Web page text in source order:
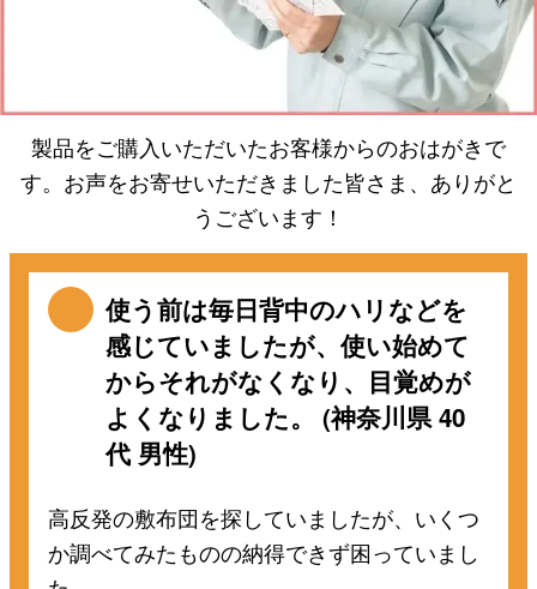
製品をご購入いただいたお客様からのおはがきで
す。お声をお寄せいただきました皆さま、ありがと
うございます！
使う前は毎日背中のハリなどを
感じていましたが、使い始めて
からそれがなくなり、目覚めが
よくなりました。 (神奈川県 40
代 男性)
高反発の敷布団を探していましたが、いくつ
か調べてみたものの納得できず困っていまし